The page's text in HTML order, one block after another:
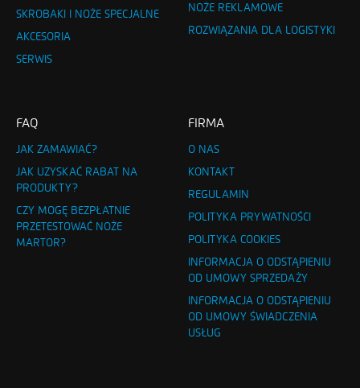
SKROBAKI I NOŻE SPECJALNE
AKCESORIA
SERWIS
NOŻE REKLAMOWE
ROZWIĄZANIA DLA LOGISTYKI
FAQ
JAK ZAMAWIAĆ?
JAK UZYSKAĆ RABAT NA
PRODUKTY?
CZY MOGĘ BEZPŁATNIE
PRZETESTOWAĆ NOŻE
MARTOR?
FIRMA
O NAS
KONTAKT
REGULAMIN
POLITYKA PRYWATNOŚCI
POLITYKA COOKIES
INFORMACJA O ODSTĄPIENIU
OD UMOWY SPRZEDAŻY
INFORMACJA O ODSTĄPIENIU
OD UMOWY ŚWIADCZENIA
USŁUG